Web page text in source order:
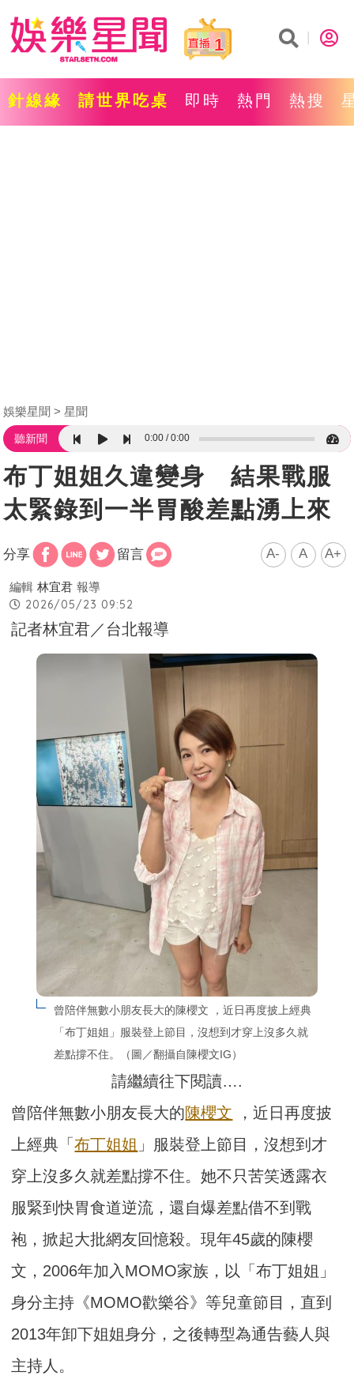
1
針線緣 請世界吃桌 即時 熱門 熱搜
娛樂星聞 星聞
聽新聞 0:00 0:00
布丁姐姐久違變身 結果戰服
太緊錄到一半胃酸差點湧上來
分享 留言 A- A A+
編輯 林宜君 報導
2026/05/23 09:52
記者林宜君／台北報導
曾陪伴無數小朋友長大的陳櫻文 ，近日再度披上經典
「布丁姐姐」服裝登上節目，沒想到才穿上沒多久就
差點撐不住。（圖／翻攝自陳櫻文IG）
請繼續往下閱讀….
曾陪伴無數小朋友長大的陳櫻文 ，近日再度披
上經典「布丁姐姐 」服裝登上節目，沒想到才
穿上沒多久就差點撐不住。她不只苦笑透露衣
服緊到快胃食道逆流，還自爆差點借不到戰
袍，掀起大批網友回憶殺。現年45歲的陳櫻
文，2006年加入MOMO家族，以「布丁姐姐」
身分主持《MOMO歡樂谷》等兒童節目，直到
2013年卸下姐姐身分，之後轉型為通告藝人與
主持人。